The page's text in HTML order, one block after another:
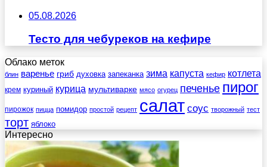
05.08.2026
Тесто для чебуреков на кефире
Облако меток
блин варенье гриб духовка запеканка зима капуста кефир котлета
крем куриный курица мультиварке мясо огурец печенье пирог
пирожок пицца помидор простой рецепт салат соус творожный тест
торт яблоко
Интересно